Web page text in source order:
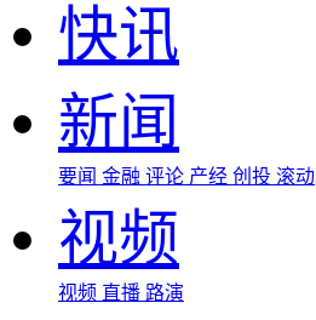
快讯
新闻
要闻 金融 评论 产经 创投 滚动
视频
视频 直播 路演